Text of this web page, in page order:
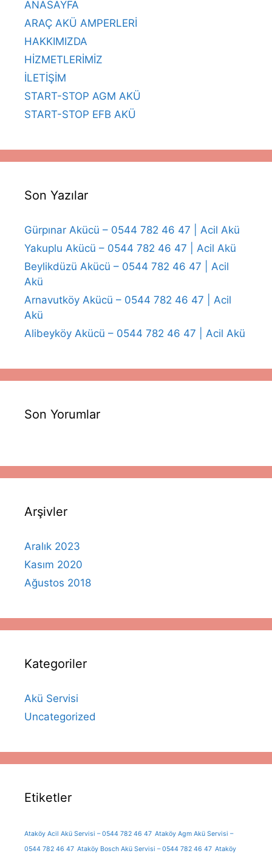
ANASAYFA
ARAÇ AKÜ AMPERLERİ
HAKKIMIZDA
HİZMETLERİMİZ
İLETİŞİM
START-STOP AGM AKÜ
START-STOP EFB AKÜ
Son Yazılar
Gürpınar Akücü – 0544 782 46 47 | Acil Akü
Yakuplu Akücü – 0544 782 46 47 | Acil Akü
Beylikdüzü Akücü – 0544 782 46 47 | Acil
Akü
Arnavutköy Akücü – 0544 782 46 47 | Acil
Akü
Alibeyköy Akücü – 0544 782 46 47 | Acil Akü
Son Yorumlar
Arşivler
Aralık 2023
Kasım 2020
Ağustos 2018
Kategoriler
Akü Servisi
Uncategorized
Etiketler
Ataköy Acil Akü Servisi – 0544 782 46 47 Ataköy Agm Akü Servisi –
0544 782 46 47 Ataköy Bosch Akü Servisi – 0544 782 46 47 Ataköy